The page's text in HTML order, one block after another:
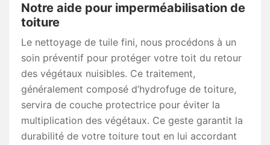
Notre aide pour imperméabilisation de
toiture
Le nettoyage de tuile fini, nous procédons à un
soin préventif pour protéger votre toit du retour
des végétaux nuisibles. Ce traitement,
généralement composé d’hydrofuge de toiture,
servira de couche protectrice pour éviter la
multiplication des végétaux. Ce geste garantit la
durabilité de votre toiture tout en lui accordant